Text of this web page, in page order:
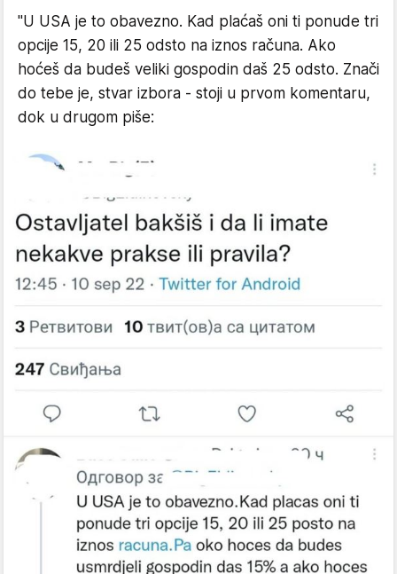
"U USA je to obavezno. Kad plaćaš oni ti ponude tri
opcije 15, 20 ili 25 odsto na iznos računa. Ako
hoćeš da budeš veliki gospodin daš 25 odsto. Znači
do tebe je, stvar izbora - stoji u prvom komentaru,
dok u drugom piše: